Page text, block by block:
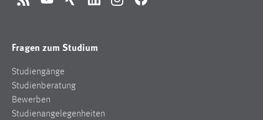
RSS YouTubeXing LinkedInInstagramFacebook
Fragen zum Studium
Studiengänge
Studienberatung
Bewerben
Studienangelegenheiten